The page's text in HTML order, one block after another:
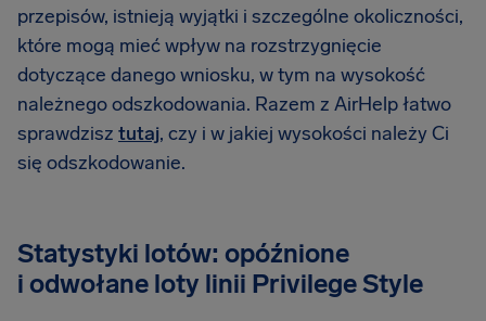
przepisów, istnieją wyjątki i szczególne okoliczności,
które mogą mieć wpływ na rozstrzygnięcie
dotyczące danego wniosku, w tym na wysokość
należnego odszkodowania. Razem z AirHelp łatwo
sprawdzisz tutaj, czy i w jakiej wysokości należy Ci
się odszkodowanie.
Statystyki lotów: opóźnione
i odwołane loty linii Privilege Style